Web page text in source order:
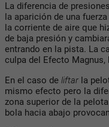
La diferencia de
la aparición de una
la corriente de aire que
de baja presión y
entrando en la pista. La
culpa del Efecto
En el caso de liftar la
mismo efecto pero la
zona superior de la
bola hacia abajo